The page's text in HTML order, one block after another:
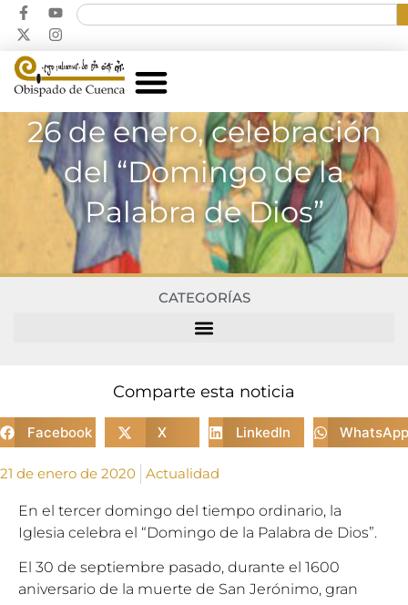
26 de enero, celebración
del “Domingo de la
Palabra de Dios”
CATEGORÍAS
Comparte esta noticia
Facebook X LinkedIn WhatsApp
21 de enero de 2020 Actualidad
En el tercer domingo del tiempo ordinario, la
Iglesia celebra el “Domingo de la Palabra de Dios”.
El 30 de septiembre pasado, durante el 1600
aniversario de la muerte de San Jerónimo, gran